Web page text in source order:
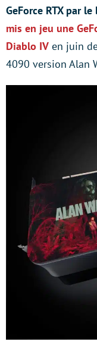
GeForce RTX par
mis en jeu une
Diablo IV en juin
4090 version Alan